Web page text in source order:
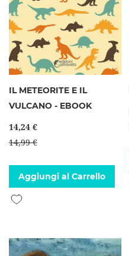
IL METEORITE E IL
VULCANO - EBOOK
14,24 €
14,99 €
Aggiungi al Carrello
Aggiungi alla lista desideri